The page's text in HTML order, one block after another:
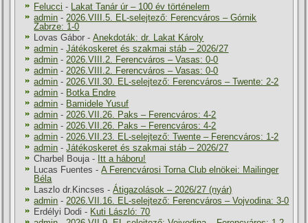
Felucci - Lakat Tanár úr – 100 év történelem
admin - 2026.VIII.5. EL-selejtező: Ferencváros – Górnik
Zabrze: 1-0
Lovas Gábor -Anekdoták: dr. Lakat Károly
admin -Játékoskeret és szakmai stáb – 2026/27
admin - 2026.VIII.2. Ferencváros – Vasas: 0-0
admin - 2026.VIII.2. Ferencváros – Vasas: 0-0
admin - 2026.VII.30. EL-selejtező: Ferencváros – Twente: 2-2
admin - Botka Endre
admin - Bamidele Yusuf
admin - 2026.VII.26. Paks – Ferencváros: 4-2
admin - 2026.VII.26. Paks – Ferencváros: 4-2
admin - 2026.VII.23. EL-selejtező: Twente – Ferencváros: 1-2
admin -Játékoskeret és szakmai stáb – 2026/27
Charbel Bouja - Itt a háboru!
Lucas Fuentes -A Ferencvárosi Torna Club elnökei: Mailinger
Béla
Laszlo dr.Kincses -Átigazolások – 2026/27 (nyár)
admin - 2026.VII.16. EL-selejtező: Ferencváros – Vojvodina: 3-0
Erdélyi Dodi - Kuti László: 70